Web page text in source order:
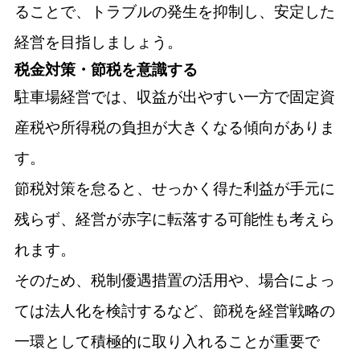
ることで、トラブルの発生を抑制し、安定した
経営を目指しましょう。
税金対策・節税を意識する
駐車場経営では、収益が出やすい一方で固定資
産税や所得税の負担が大きくなる傾向がありま
す。
節税対策を怠ると、せっかく得た利益が手元に
残らず、経営が赤字に転落する可能性も考えら
れます。
そのため、税制優遇措置の活用や、場合によっ
ては法人化を検討するなど、節税を経営戦略の
一環として積極的に取り入れることが重要で